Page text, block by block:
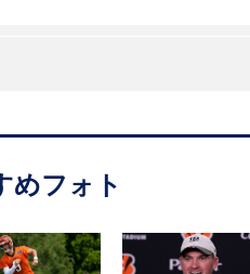
めフォト